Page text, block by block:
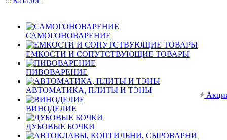
САМОГОНОВАРЕНИЕ
ЕМКОСТИ И СОПУТСТВУЮЩИЕ ТОВАРЫ
ПИВОВАРЕНИЕ
АВТОМАТИКА, ПЛИТЫ И ТЭНЫ
ВИНОДЕЛИЕ
ДУБОВЫЕ БОЧКИ